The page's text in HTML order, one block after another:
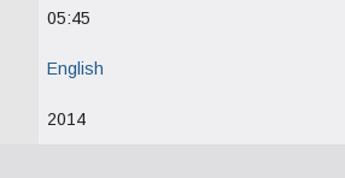
05:45
English
2014